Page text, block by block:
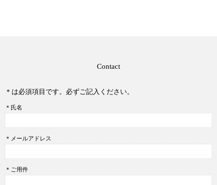
Contact
＊は必須項目です。必ずご記入ください。
＊氏名
＊メールアドレス
＊ご用件